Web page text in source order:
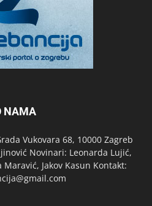
NAMA
Vukovara 68, 10000 Zagreb
Novinari: Leonarda Lujić,
Jakov Kasun Kontakt: